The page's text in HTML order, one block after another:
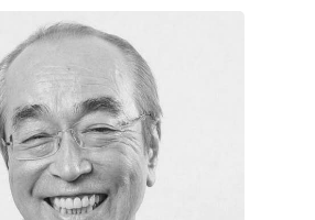
ประเทศญี่ปุ่น
เที่ยวญี่ปุ่นด้ว
เอง
รถบัส